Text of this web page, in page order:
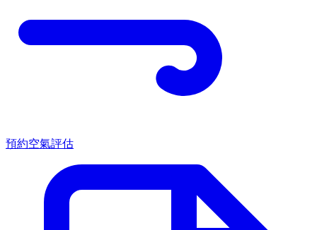
預約空氣評估